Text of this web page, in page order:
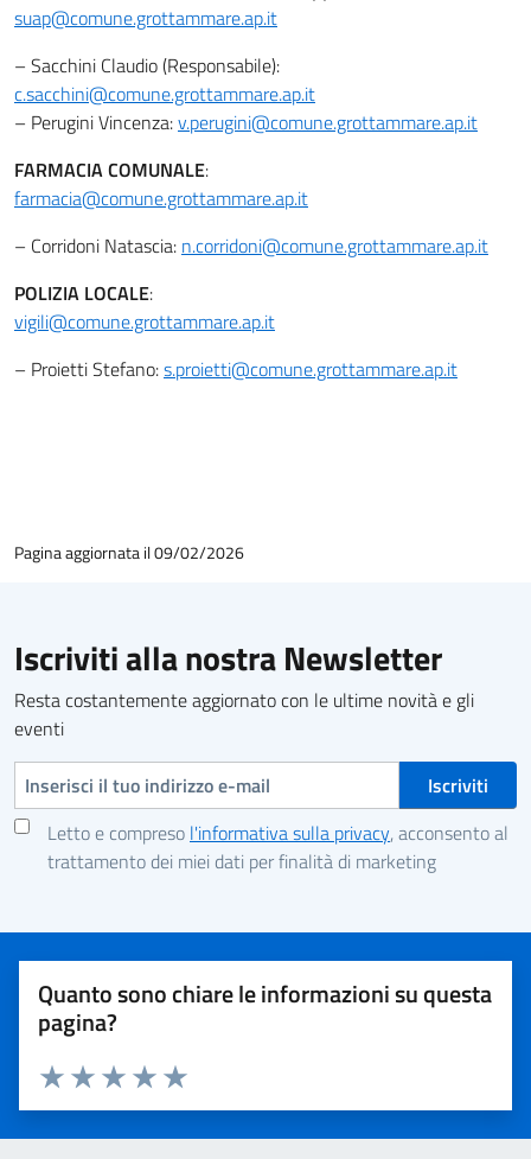
suap@comune.grottammare.ap.it
– Sacchini Claudio (Responsabile):
c.sacchini@comune.grottammare.ap.it
– Perugini Vincenza:v.perugini@comune.grottammare.ap.it
FARMACIA COMUNALE:
farmacia@comune.grottammare.ap.it
– Corridoni Natascia: n.corridoni@comune.grottammare.ap.it
POLIZIA LOCALE:
vigili@comune.grottammare.ap.it
– Proietti Stefano:s.proietti@comune.grottammare.ap.it
Pagina aggiornata il 09/02/2026
Iscriviti alla nostra Newsletter
Resta costantemente aggiornato con le ultime novità e gli
eventi
Indirizzo e-mail
Letto e compreso l'informativa sulla privacy, acconsento al
trattamento dei miei dati per finalità di marketing
Quanto sono chiare le informazioni su questa
pagina?
Valuta 5 stelle su 5
Valuta 4 stelle su 5
Valuta 3 stelle su 5
Valuta 2 stelle su 5
Valuta 1 stelle su 5